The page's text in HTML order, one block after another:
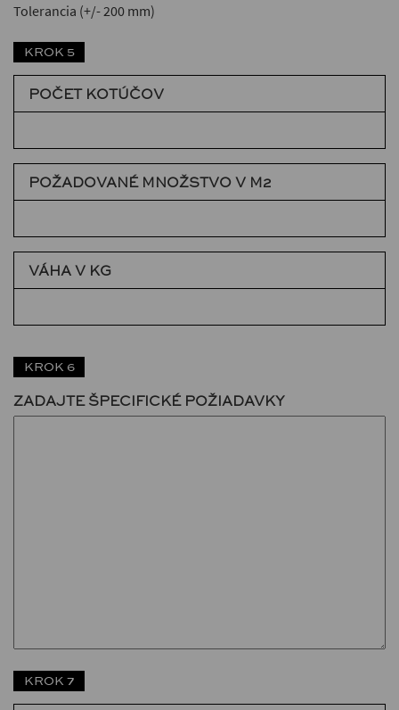
Tolerancia (+/- 200 mm)
KROK 5
POČET KOTÚČOV
POŽADOVANÉ MNOŽSTVO V M2
VÁHA V KG
KROK 6
ZADAJTE ŠPECIFICKÉ POŽIADAVKY
KROK 7